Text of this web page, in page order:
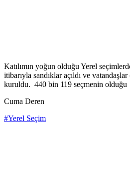
Katılımın yoğun olduğu Yerel
itibarıyla sandıklar açıldı ve
kuruldu. 440 bin 119 seçmenin olduğu
Cuma Deren
#Yerel Seçim